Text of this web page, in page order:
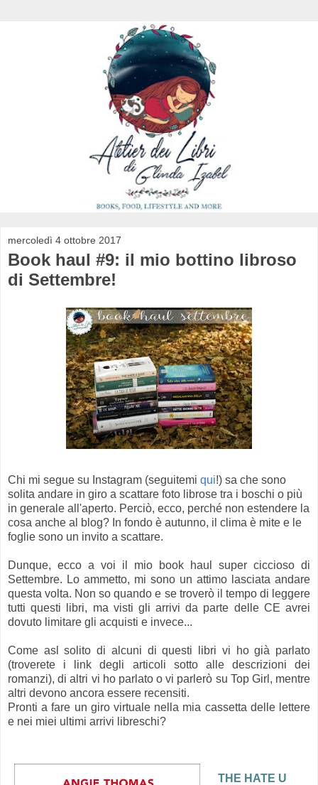
mercoledì 4 ottobre 2017
Book haul #9: il mio bottino libroso
di Settembre!
Chi mi segue su Instagram (seguitemi qui!) sa che sono
solita andare in giro a scattare foto librose tra i boschi o più
in generale all'aperto. Perciò, ecco, perché non estendere la
cosa anche al blog? In fondo è autunno, il clima è mite e le
foglie sono un invito a scattare.
Dunque, ecco a voi il mio book haul super ciccioso di
Settembre. Lo ammetto, mi sono un attimo lasciata andare
questa volta. Non so quando e se troverò il tempo di leggere
tutti questi libri, ma visti gli arrivi da parte delle CE avrei
dovuto limitare gli acquisti e invece...
Come asl solito di alcuni di questi libri vi ho già parlato
(troverete i link degli articoli sotto alle descrizioni dei
romanzi), di altri vi ho parlato o vi parlerò su Top Girl, mentre
altri devono ancora essere recensiti.
Pronti a fare un giro virtuale nella mia cassetta delle lettere
e nei miei ultimi arrivi libreschi?
THE HATE U